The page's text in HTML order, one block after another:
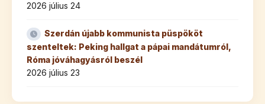
2026 július 24
Szerdán újabb kommunista püspököt
szenteltek: Peking hallgat a pápai mandátumról,
Róma jóváhagyásról beszél
2026 július 23